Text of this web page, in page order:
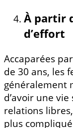
À partir
d’effort
Accaparées
de 30 ans, les
généralement
d’avoir une
relations
plus